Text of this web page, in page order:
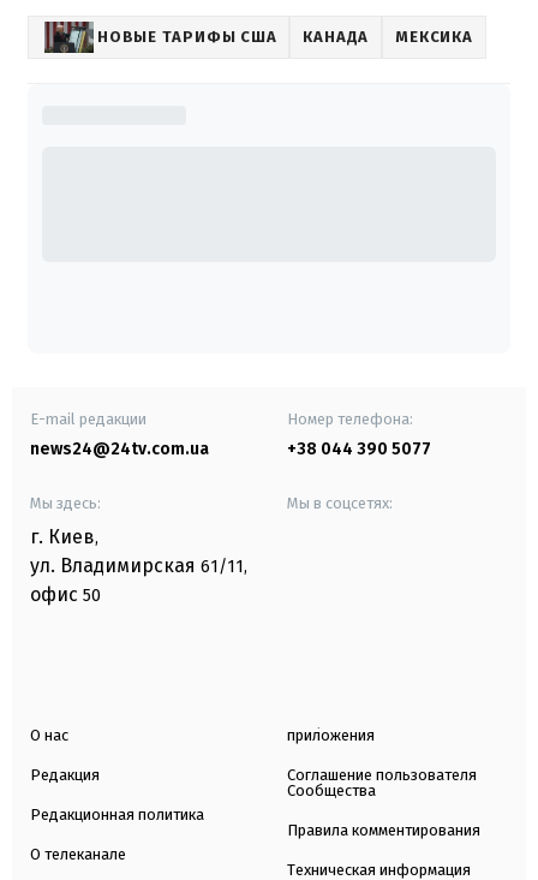
НОВЫЕ ТАРИФЫ США КАНАДА МЕКСИКА
E-mail редакции
news24@24tv.com.ua
Номер телефона:
+38 044 390 5077
Мы здесь:
г. Киев,
ул. Владимирская 61/11,
офис 50
Мы в соцсетях:
О нас
Редакция
Редакционная политика
О телеканале
приложения
Соглашение пользователя
Сообщества
Правила комментирования
Техническая информация